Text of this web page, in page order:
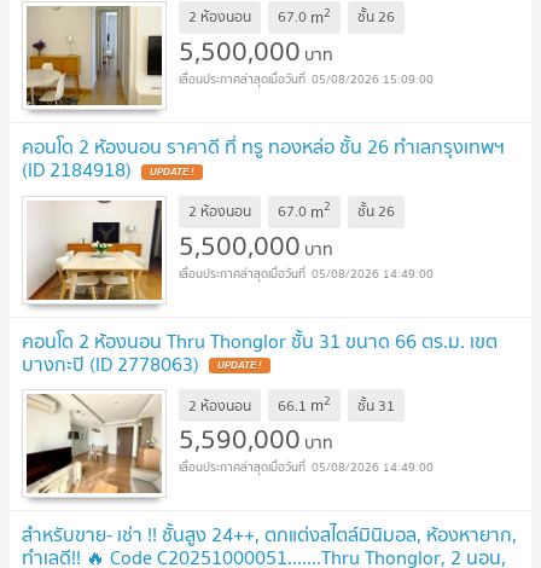
2 ห้องนอน 67.0 m2 ชั้น26
5,500,000 บาท
05/08/2026 15:09:00
คอนโด 2 ห้องนอน ราคาดี ที่ ทรู ทองหล่อ ชั้น 26 ทำเลกรุงเทพฯ
(ID 2184918) UPDATE !
2 ห้องนอน 67.0 m2 ชั้น26
5,500,000 บาท
05/08/2026 14:49:00
คอนโด 2 ห้องนอน Thru Thonglor ชั้น 31 ขนาด 66 ตร.ม. เขต
บางกะปิ (ID 2778063) UPDATE !
2 ห้องนอน 66.1 m2 ชั้น 31
5,590,000 บาท
05/08/2026 14:49:00
สำหรับขาย- เช่า !! ชั้นสูง 24++, ตกแต่งสไตล์มินิมอล, ห้องหายาก,
ทำเลดี!! 🔥 Code C20251000051.......Thru Thonglor, 2 นอน,